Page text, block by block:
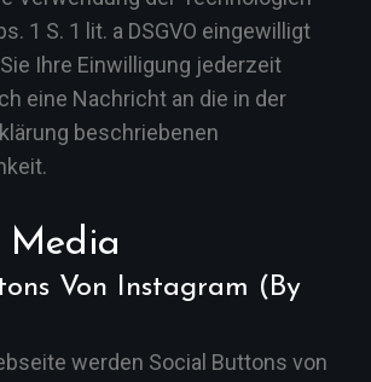
1 S. 1 lit. a DSGVO eingewilligt
Ihre Einwilligung jederzeit
eine Nachricht an die in der
beschriebenen
Media
Von Instagram (by
werden Social Buttons von